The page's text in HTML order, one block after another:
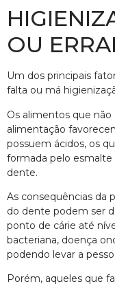
OU
Um dos principais
falta ou má
Os alimentos que não
alimentação
possuem ácidos, os
formada pelo
dente.
As consequências da
do dente podem ser
ponto de cárie até
bacteriana, doença
podendo levar a
Porém, aqueles que